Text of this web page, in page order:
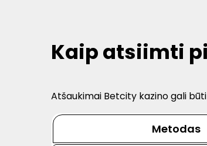
Kaip atsiimti
Atšaukimai Betcity kazino gali
Metodas